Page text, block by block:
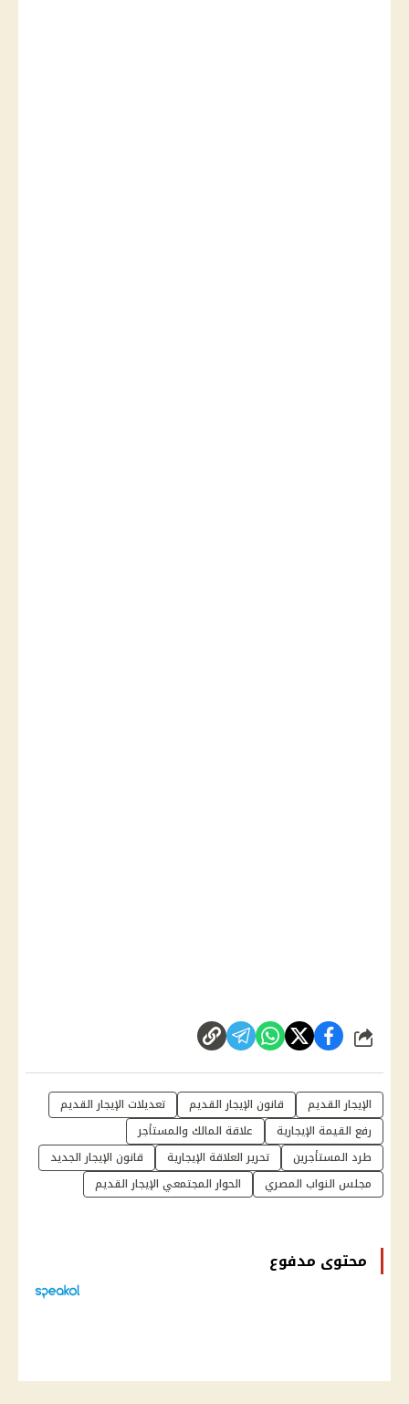
شارك
الإيجار القديم قانون الإيجار القديم
تعديلات الإيجار القديم
رفع القيمة الإيجارية
علاقة المالك والمستأجر
طرد المستأجرين
تحرير العلاقة الإيجارية
قانون الإيجار الجديد
مجلس النواب المصري
الحوار المجتمعي الإيجار القديم
محتوى مدفوع